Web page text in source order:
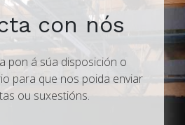
con nós
pon á súa disposición o
para que nos poida enviar
ou suxestións.